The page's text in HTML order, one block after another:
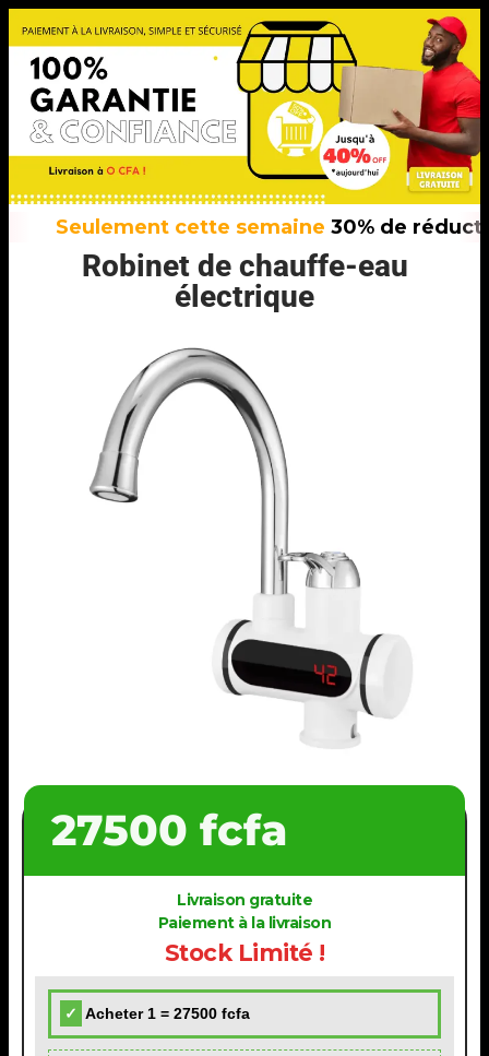
Seulement cette semaine30% de
Robinet de chauffe-eau
électrique
27500 fcfa
Livraison gratuite
Paiement à la livraison
Stock Limité !
Acheter 1 = 27500 fcfa